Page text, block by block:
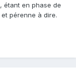
étant en phase de
pérenne à dire.